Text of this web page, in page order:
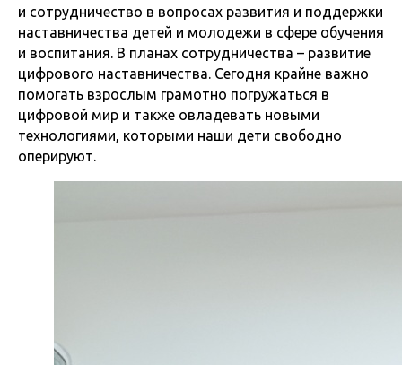
и сотрудничество в вопросах развития и поддержки
наставничества детей и молодежи в сфере обучения
и воспитания. В планах сотрудничества – развитие
цифрового наставничества. Сегодня крайне важно
помогать взрослым грамотно погружаться в
цифровой мир и также овладевать новыми
технологиями, которыми наши дети свободно
оперируют.